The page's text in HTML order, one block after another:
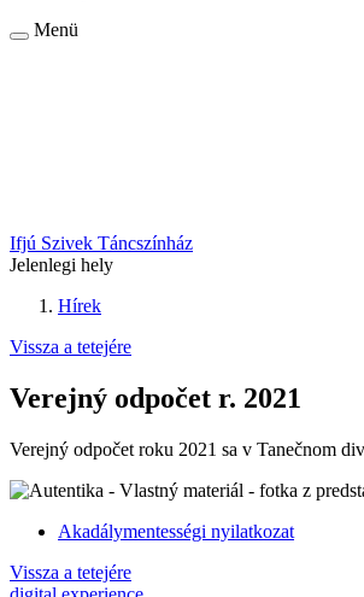
Menü
Ifjú Szivek Táncszínház
Jelenlegi hely
Hírek
Vissza a tetejére
Verejný odpočet r. 2021
Verejný odpočet roku 2021 sa v Tanečnom
Akadálymentességi nyilatkozat
Vissza a tetejére